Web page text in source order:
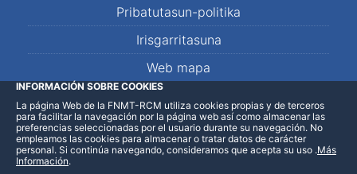
Pribatutasun-politika
Irisgarritasuna
Web mapa
LinkedInFacebookWhatsApp
INFORMACIÓN SOBRE COOKIES
La página Web de la FNMT-RCM utiliza cookies propias y de terceros
para facilitar la navegación por la página web así como almacenar las
preferencias seleccionadas por el usuario durante su navegación. No
empleamos las cookies para almacenar o tratar datos de carácter
personal. Si continúa navegando, consideramos que acepta su uso .Más
Información.